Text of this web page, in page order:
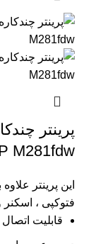
M281fdw
این پرینتر
فتوکپی ،
قابلیت